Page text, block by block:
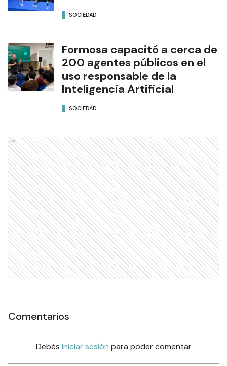
SOCIEDAD
Formosa capacitó a cerca de
200 agentes públicos en el
uso responsable de la
Inteligencia Artificial
SOCIEDAD
Ads
Comentarios
Debés iniciar sesión para poder comentar